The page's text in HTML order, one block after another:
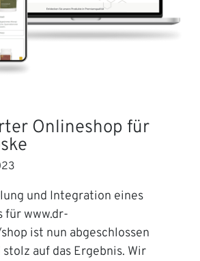
Onlineshop für
und Integration eines
für www.dr-
ist nun abgeschlossen
auf das Ergebnis. Wir